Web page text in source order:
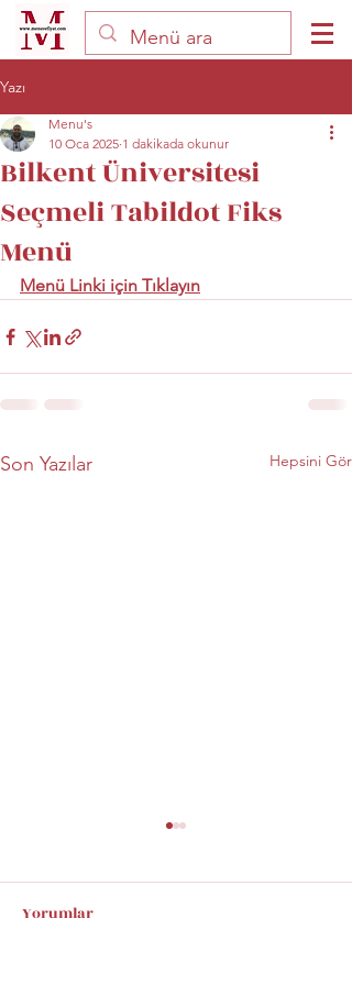
Yazı
Bilkent Üniversitesi
Seçmeli Tabildot Fiks
Menü
Menu's
10 Oca 2025 1 dakikada okunur
Menü Linki için Tıklayın
Son Yazılar Hepsini Gör
Yorumlar